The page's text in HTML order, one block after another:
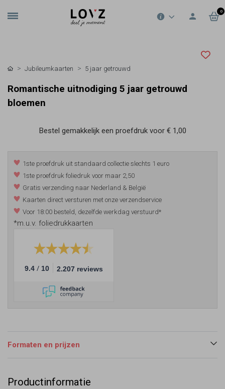
0
Jubileumkaarten 5 jaar getrouwd
Romantische uitnodiging 5 jaar getrouwd
bloemen
Bestel gemakkelijk een proefdruk voor € 1,00
1ste proefdruk uit standaard collectie slechts 1 euro
1ste proefdruk foliedruk voor maar 2,50
Gratis verzending naar Nederland & België
Kaarten direct versturen met onze verzendservice
Voor 18:00 besteld, dezelfde werkdag verstuurd*
*m.u.v. foliedrukkaarten
9.4 / 10 2.207 reviews
Formaten en prijzen
Productinformatie